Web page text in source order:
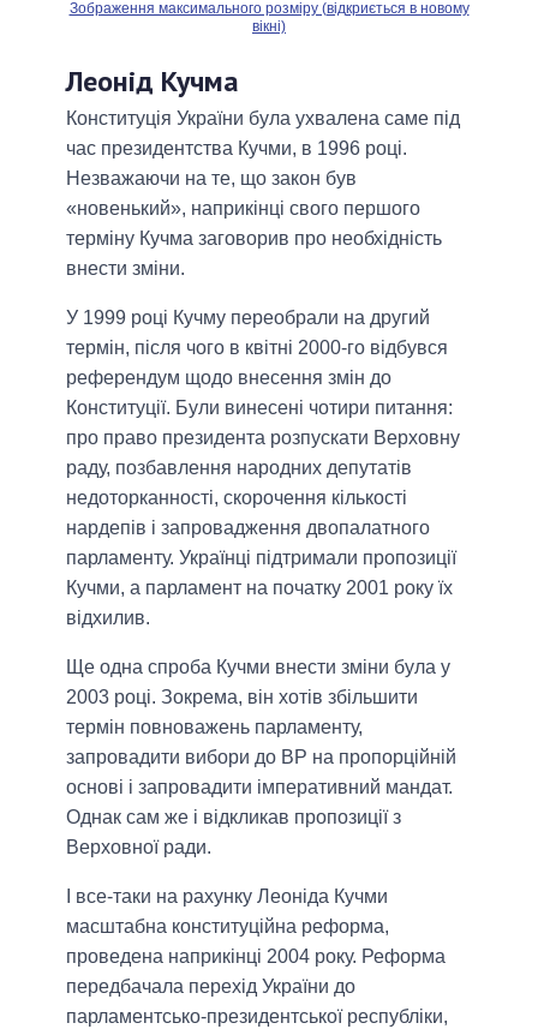
Зображення максимального розміру (відкриється в новому
вікні)
Леонід Кучма
Конституція України була ухвалена саме під
час президентства Кучми, в 1996 році.
Незважаючи на те, що закон був
«новенький», наприкінці свого першого
терміну Кучма заговорив про необхідність
внести зміни.
У 1999 році Кучму переобрали на другий
термін, після чого в квітні 2000-го відбувся
референдум щодо внесення змін до
Конституції. Були винесені чотири питання:
про право президента розпускати Верховну
раду, позбавлення народних депутатів
недоторканності, скорочення кількості
нардепів і запровадження двопалатного
парламенту. Українці підтримали пропозиції
Кучми, а парламент на початку 2001 року їх
відхилив.
Ще одна спроба Кучми внести зміни була у
2003 році. Зокрема, він хотів збільшити
термін повноважень парламенту,
запровадити вибори до ВР на пропорційній
основі і запровадити імперативний мандат.
Однак сам же і відкликав пропозиції з
Верховної ради.
І все-таки на рахунку Леоніда Кучми
масштабна конституційна реформа,
проведена наприкінці 2004 року. Реформа
передбачала перехід України до
парламентсько-президентської республіки,